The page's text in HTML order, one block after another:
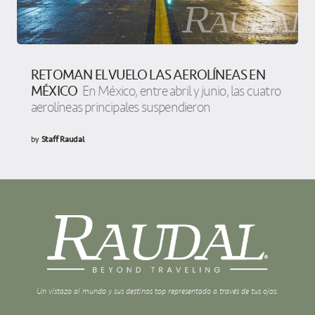
RETOMAN EL VUELO LAS AEROLÍNEAS EN
MÉXICO En México, entre abril y junio, las cuatro
aerolíneas principales suspendieron
byStaff Raudal
Un vistazo al mundo y sus destinos top representado a través de tus ojos.